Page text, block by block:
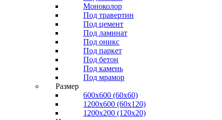
Моноколор
Под травертин
Под цемент
Под ламинат
Под оникс
Под паркет
Под бетон
Под камень
Под мрамор
Размер
600х600 (60х60)
1200х600 (60х120)
1200х200 (120x20)